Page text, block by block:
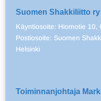
Suomen Shakkiliitto ry
Käyntiosoite: Hiomotie 10,
Postiosoite: Suomen
Helsinki
Toiminnanjohtaja